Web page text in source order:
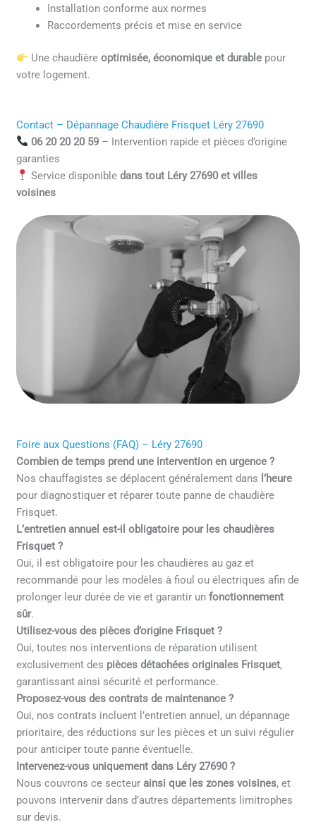
Installation conforme aux normes
Raccordements précis et mise en service
Une chaudière optimisée, économique et durablepour
votre logement.
Contact – Dépannage Chaudière Frisquet Léry 27690
06 20 20 20 59– Intervention rapide et pièces d’origine
garanties
Service disponible dans tout Léry 27690 et villes
voisines
Foire aux Questions (FAQ) – Léry 27690
Combien de temps prend une intervention en urgence ?
Nos chauffagistes se déplacent généralement dans l’heure
pour diagnostiquer et réparer toute panne de chaudière
Frisquet.
L’entretien annuel est-il obligatoire pour les chaudières
Frisquet ?
Oui, il est obligatoire pour les chaudières au gaz et
recommandé pour les modèles à fioul ou électriques afin de
prolonger leur durée de vie et garantir unfonctionnement
sûr.
Utilisez-vous des pièces d’origine Frisquet ?
Oui, toutes nos interventions de réparation utilisent
exclusivement des pièces détachées originales Frisquet,
garantissant ainsi sécurité et performance.
Proposez-vous des contrats de maintenance ?
Oui, nos contrats incluent l’entretien annuel, un dépannage
prioritaire, des réductions sur les pièces et un suivi régulier
pour anticiper toute panne éventuelle.
Intervenez-vous uniquement dans Léry 27690 ?
Nous couvrons ce secteur ainsi que les zones voisines, et
pouvons intervenir dans d’autres départements limitrophes
sur devis.